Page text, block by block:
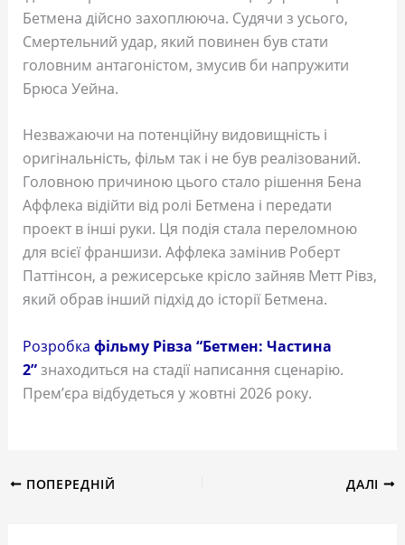
Бетмена дійсно захоплююча. Судячи з усього,
Смертельний удар, який повинен був стати
головним антагоністом, змусив би напружити
Брюса Уейна.
Незважаючи на потенційну видовищність і
оригінальність, фільм так і не був реалізований.
Головною причиною цього стало рішення Бена
Аффлека відійти від ролі Бетмена і передати
проект в інші руки. Ця подія стала переломною
для всієї франшизи. Аффлека замінив Роберт
Паттінсон, а режисерське крісло зайняв Метт Рівз,
який обрав інший підхід до історії Бетмена.
Розробка фільму Рівза “Бетмен: Частина
2”знаходиться на стадії написання сценарію.
Прем’єра відбудеться у жовтні 2026 року.
ПОПЕРЕДНІЙ ДАЛІ